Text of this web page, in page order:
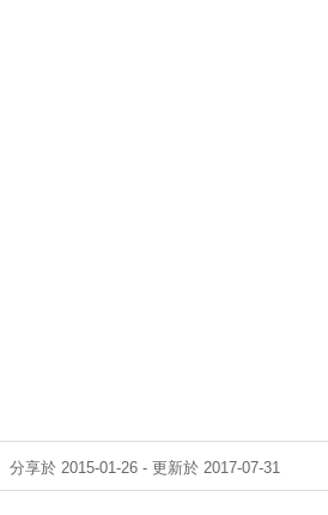
分享於 2015-01-26 - 更新於 2017-07-31